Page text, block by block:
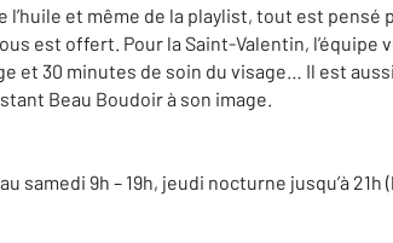
l’huile et même de la playlist, tout est
est offert. Pour la Saint-Valentin, l’équipe
et 30 minutes de soin du visage… Il est
Beau Boudoir à son image.
samedi 9h – 19h, jeudi nocturne jusqu’à